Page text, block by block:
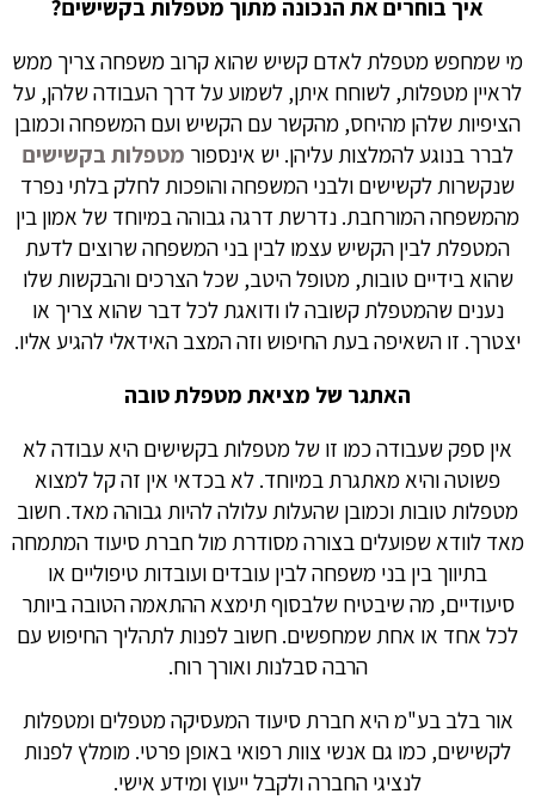
איך בוחרים את הנכונה מתוך מטפלות בקשישים?
מי שמחפש מטפלת לאדם קשיש שהוא קרוב משפחה צריך ממש
לראיין מטפלות, לשוחח איתן, לשמוע על דרך העבודה שלהן, על
הציפיות שלהן מהיחס, מהקשר עם הקשיש ועם המשפחה וכמובן
לברר בנוגע להמלצות עליהן. יש אינספור מטפלות בקשישים
שנקשרות לקשישים ולבני המשפחה והופכות לחלק בלתי נפרד
מהמשפחה המורחבת. נדרשת דרגה גבוהה במיוחד של אמון בין
המטפלת לבין הקשיש עצמו לבין בני המשפחה שרוצים לדעת
שהוא בידיים טובות, מטופל היטב, שכל הצרכים והבקשות שלו
נענים שהמטפלת קשובה לו ודואגת לכל דבר שהוא צריך או
יצטרך. זו השאיפה בעת החיפוש וזה המצב האידאלי להגיע אליו.
האתגר של מציאת מטפלת טובה
אין ספק שעבודה כמו זו של מטפלות בקשישים היא עבודה לא
פשוטה והיא מאתגרת במיוחד. לא בכדאי אין זה קל למצוא
מטפלות טובות וכמובן שהעלות עלולה להיות גבוהה מאד. חשוב
מאד לוודא שפועלים בצורה מסודרת מול חברת סיעוד המתמחה
בתיווך בין בני משפחה לבין עובדים ועובדות טיפוליים או
סיעודיים, מה שיבטיח שלבסוף תימצא ההתאמה הטובה ביותר
לכל אחד או אחת שמחפשים. חשוב לפנות לתהליך החיפוש עם
הרבה סבלנות ואורך רוח.
אור בלב בע"מ היא חברת סיעוד המעסיקה מטפלים ומטפלות
לקשישים, כמו גם אנשי צוות רפואי באופן פרטי. מומלץ לפנות
לנציגי החברה ולקבל ייעוץ ומידע אישי.